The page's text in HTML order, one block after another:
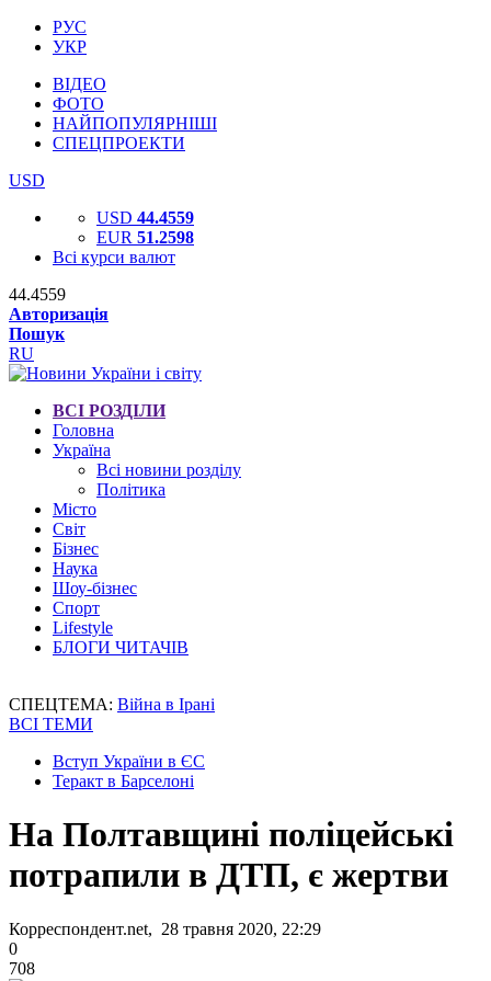
РУС
УКР
ВІДЕО
ФОТО
НАЙПОПУЛЯРНІШІ
СПЕЦПРОЕКТИ
USD
USD 44.4559
EUR 51.2598
Всі курси валют
44.4559
Авторизація
Пошук
RU
ВСІ РОЗДІЛИ
Головна
Україна
Всі новини розділу
Політика
Місто
Світ
Бізнес
Наука
Шоу-бізнес
Спорт
Lifestyle
БЛОГИ ЧИТАЧІВ
СПЕЦТЕМА: Війна в Ірані
ВСІ ТЕМИ
Вступ України в ЄС
Теракт в Барселоні
На Полтавщині поліцейські
потрапили в ДТП, є жертви
Корреспондент.net, 28 травня 2020, 22:29
0
708